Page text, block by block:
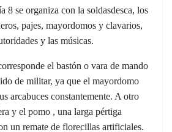
8 se organiza con la soldasdesca, los
pajes, mayordomos y clavarios,
y las músicas.
el bastón o vara de mando
de militar, ya que el mayordomo
arcabuces constantemente. A otro
y el pomo , una larga pértiga
un remate de florecillas artificiales.